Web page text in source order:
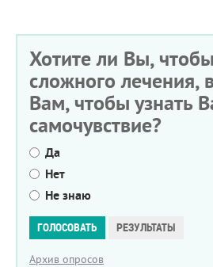
Хотите ли Вы,
сложного лечения,
Вам, чтобы узнать
самочувствие?
Да
Нет
Не знаю
ГОЛОСОВАТЬ РЕЗУЛЬТАТЫ
Архив опросов